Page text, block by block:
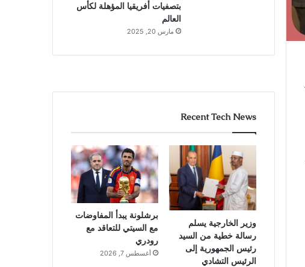
بتصفيات أفريقيا المؤهلة لكأس
العالم
مارس 20, 2025
Recent Tech News
وزير الخارجية يسلم
رسالة خطية من السيد
رئيس الجمهورية إلى
الرئيس التشادي
برشلونة يبدأ المفاوضات
مع السيتي للتعاقد مع
رودري
أغسطس 7, 2026